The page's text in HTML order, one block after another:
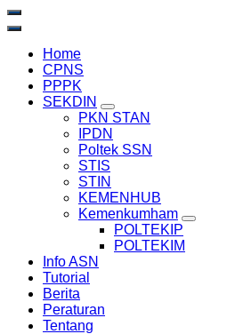
Home
CPNS
PPPK
SEKDIN
PKN STAN
IPDN
Poltek SSN
STIS
STIN
KEMENHUB
Kemenkumham
POLTEKIP
POLTEKIM
Info ASN
Tutorial
Berita
Peraturan
Tentang